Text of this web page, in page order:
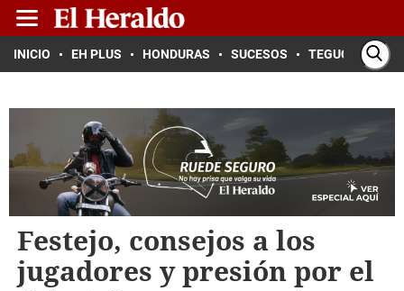
INICIO EH PLUS HONDURAS SUCESOS TEGUCIGALPA
Festejo, consejos a los
jugadores y presión por el